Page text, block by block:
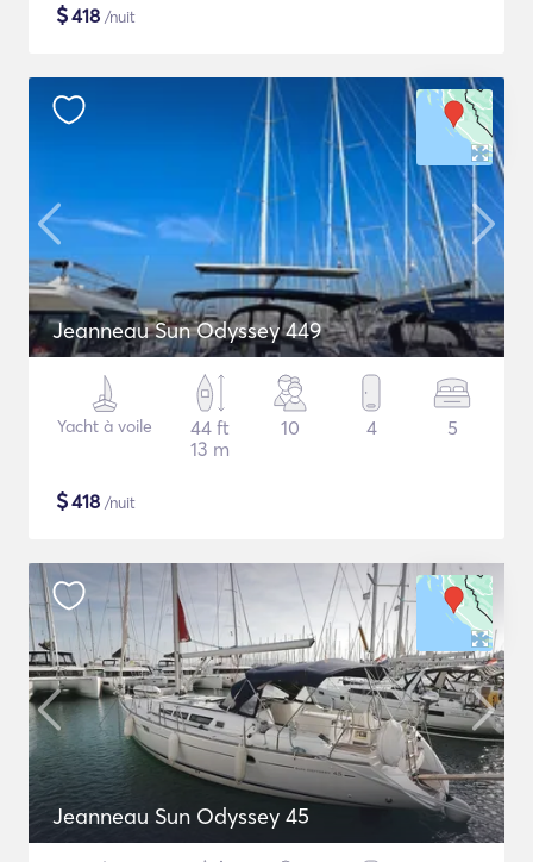
$418 /nuit
Jeanneau Sun Odyssey 449
Yacht à voile
44 ft
13 m
10 4 5
$418 /nuit
Jeanneau Sun Odyssey 45